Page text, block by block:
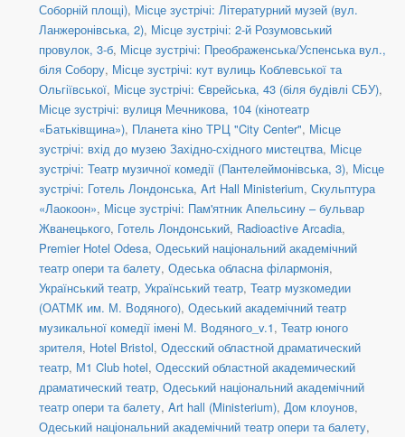
Соборній площі), Місце зустрічі: Літературний музей (вул.
Ланжеронівська, 2), Місце зустрічі: 2-й Розумовський
провулок, 3-б, Місце зустрічі: Преображенська/Успенська вул.,
біля Собору, Місце зустрічі: кут вулиць Коблевської та
Ольгіївської, Місце зустрічі: Єврейська, 43 (біля будівлі СБУ),
Місце зустрічі: вулиця Мечникова, 104 (кінотеатр
«Батьківщина»), Планета кіно ТРЦ "City Center", Місце
зустрічі: вхід до музею Західно-східного мистецтва, Місце
зустрічі: Театр музичної комедії (Пантелеймонівська, 3), Місце
зустрічі: Готель Лондонська, Art Hall Ministerium, Скульптура
«Лаокоон», Місце зустрічі: Пам'ятник Апельсину – бульвар
Жванецького, Готель Лондонський, Radioactive Arcadia,
Premier Hotel Odesa, Одеський національний академічний
театр опери та балету, Одеська обласна філармонія,
Український театр, Український театр, Театр музкомедии
(ОАТМК им. М. Водяного), Одеський академічний театр
музикальної комедії імені М. Водяного_v.1, Театр юного
зрителя, Hotel Bristol, Одесский областной драматический
театр, М1 Club hotel, Одесский областной академический
драматический театр, Одеський національний академічний
театр опери та балету, Art hall (Ministerium), Дом клоунов,
Одеський національний академічний театр опери та балету,